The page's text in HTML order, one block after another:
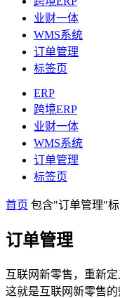
业财一体
WMS系统
订单管理
标签页
ERP
跨境ERP
业财一体
WMS系统
订单管理
标签页
首页 包含"订单管理"
订单管理
互联网新零售，重新
这就是互联网新零售